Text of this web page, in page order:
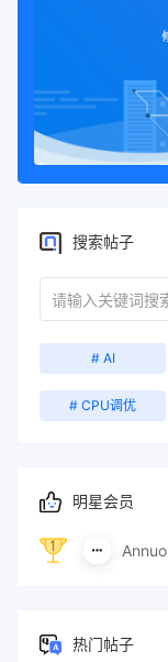
搜索帖子
# AI
# CPU调优
明星会员
Annuo
热门帖子